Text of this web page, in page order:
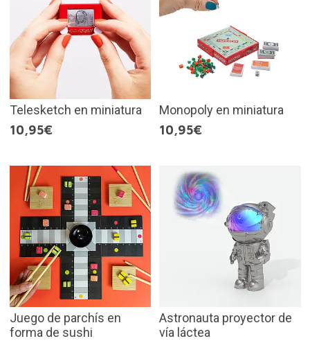
Telesketch en miniatura
10,95€
Monopoly en miniatura
10,95€
Juego de parchís en
forma de sushi
Astronauta proyector de
vía láctea